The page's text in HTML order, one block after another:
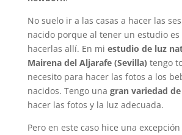
No suelo ir a las casas a hacer las
nacido porque al tener un estudio
hacerlas allí. En mi estudio de luz
Mairena del Aljarafe (Sevilla) tengo
necesito para hacer las fotos a los
nacidos. Tengo una gran variedad
hacer las fotos y la luz adecuada.
Pero en este caso hice una